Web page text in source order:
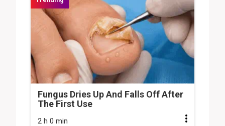
Fungus Dries Up And Falls Off After
The First Use
2 h 0 min